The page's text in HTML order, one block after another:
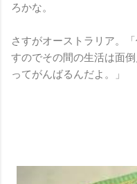
ろかな。
さすがオーストラリア。
すのでその間の生活は面
ってがんばるんだよ。」